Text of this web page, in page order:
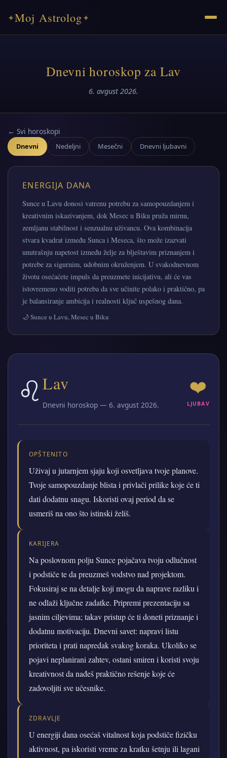
✦Moj Astrolog✦
Dnevni horoskop za Lav
6. avgust 2026.
← Svi horoskopi
Dnevni Nedeljni Mesečni Dnevni ljubavni
ENERGIJA DANA
Sunce u Lavu donosi vatrenu potrebu za samopouzdanjem i
kreativnim iskazivanjem, dok Mesec u Biku pruža mirnu,
zemljanu stabilnost i senzualnu uživancu. Ova kombinacija
stvara kvadrat između Sunca i Meseca, što može izazvati
unutrašnju napetost između želje za blještavim priznanjem i
potrebe za sigurnim, udobnim okruženjem. U svakodnevnom
životu osećaćete impuls da preuzmete inicijativu, ali će vas
istovremeno voditi potreba da sve učinite polako i praktično, pa
je balansiranje ambicija i realnosti ključ uspešnog dana.
🌙 Sunce u Lavu, Mesec u Biku
♌Lav
Dnevni horoskop — 6. avgust 2026.
❤️
LJUBAV
OPŠTENITO
Uživaj u jutarnjem sjaju koji osvetljava tvoje planove.
Tvoje samopouzdanje blista i privlači prilike koje će ti
dati dodatnu snagu. Iskoristi ovaj period da se
usmeriš na ono što istinski želiš.
KARIJERA
Na poslovnom polju Sunce pojačava tvoju odlučnost
i podstiče te da preuzmeš vodstvo nad projektom.
Fokusiraj se na detalje koji mogu da naprave razliku i
ne odlaži ključne zadatke. Pripremi prezentaciju sa
jasnim ciljevima; takav pristup će ti doneti priznanje i
dodatnu motivaciju. Dnevni savet: napravi listu
prioriteta i prati napredak svakog koraka. Ukoliko se
pojavi neplanirani zahtev, ostani smiren i koristi svoju
kreativnost da nađeš praktično rešenje koje će
zadovoljiti sve učesnike.
ZDRAVLJE
U energiji dana osećaš vitalnost koja podstiče fizičku
aktivnost, pa iskoristi vreme za kratku šetnju ili lagani